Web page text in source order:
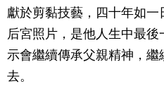
獻於剪黏技藝，四十年如
后宮照片，是他人生中最
示會繼續傳承父親精神，
去。